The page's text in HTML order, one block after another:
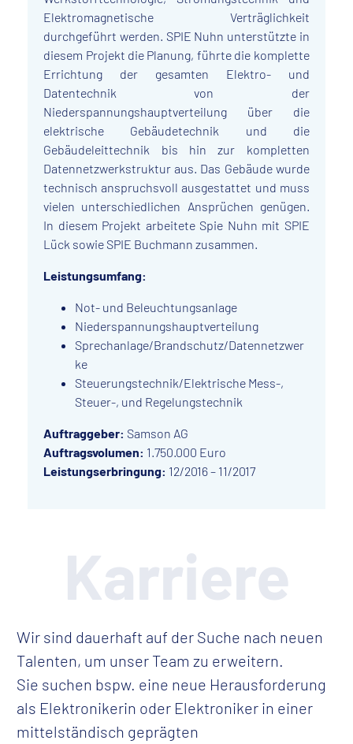
Elektromagnetische Verträglichkeit
durchgeführt werden. SPIE Nuhn unterstützte in
diesem Projekt die Planung, führte die komplette
Errichtung der gesamten Elektro- und
Datentechnik von der
Niederspannungshauptverteilung über die
elektrische Gebäudetechnik und die
Gebäudeleittechnik bis hin zur kompletten
Datennetzwerkstruktur aus. Das Gebäude wurde
technisch anspruchsvoll ausgestattet und muss
vielen unterschiedlichen Ansprüchen genügen.
In diesem Projekt arbeitete Spie Nuhn mit SPIE
Lück sowie SPIE Buchmann zusammen.
Leistungsumfang:
Not- und Beleuchtungsanlage
Niederspannungshauptverteilung
Sprechanlage/Brandschutz/Datennetzwer
ke
Steuerungstechnik/Elektrische Mess-,
Steuer-, und Regelungstechnik
Auftraggeber: Samson AG
Auftragsvolumen: 1.750.000 Euro
Leistungserbringung: 12/2016 – 11/2017
Karriere
Wir sind dauerhaft auf der Suche nach neuen
Talenten, um unser Team zu erweitern.
Sie suchen bspw. eine neue Herausforderung
als Elektronikerin oder Elektroniker in einer
mittelständisch geprägten